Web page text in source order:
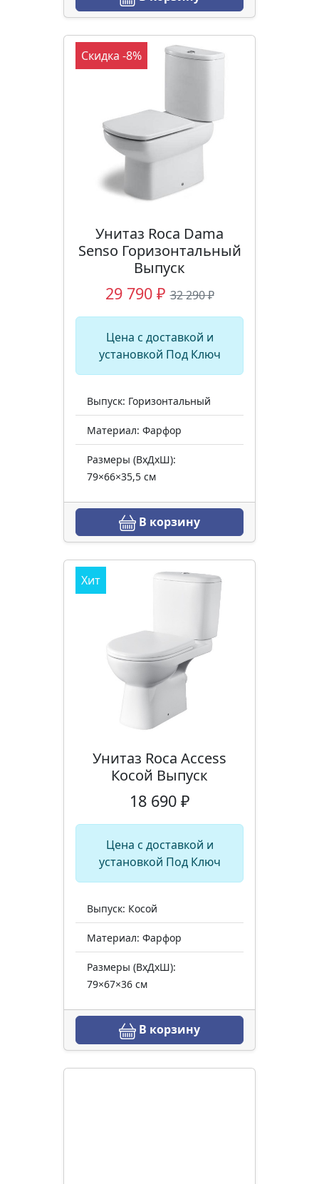
Скидка -8%
Унитаз Roca Dama
Senso Горизонтальный
Выпуск
29 790 ₽32 290 ₽
Цена с доставкой и
установкой Под Ключ
Выпуск: Горизонтальный
Материал: Фарфор
Размеры (ВхДхШ):
79×66×35,5 см
В корзину
Хит
Унитаз Roca Access
Косой Выпуск
18 690 ₽
Цена с доставкой и
установкой Под Ключ
Выпуск: Косой
Материал: Фарфор
Размеры (ВхДхШ):
79×67×36 см
В корзину